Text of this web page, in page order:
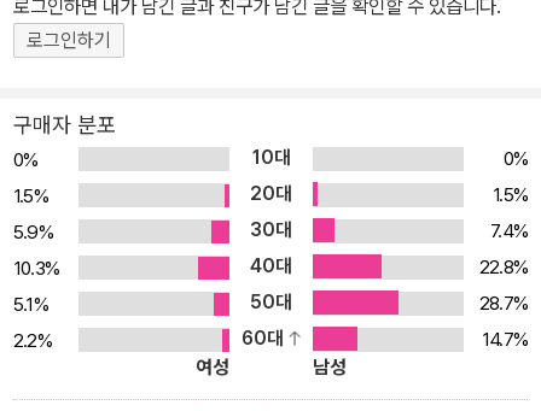
로그인하면 내가 남긴 글과 친구가 남긴 글을 확인할 수 있습니다.
로그인하기
구매자 분포
0% 10대
0%
1.5%
20대
1.5%
5.9%
30대
7.4%
10.3%
40대
22.8%
5.1%
50대
28.7%
2.2%
60대
14.7%
여성
남성